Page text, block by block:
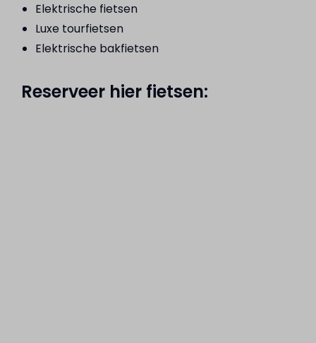
Elektrische fietsen
Luxe tourfietsen
Elektrische bakfietsen
Reserveer hier fietsen: